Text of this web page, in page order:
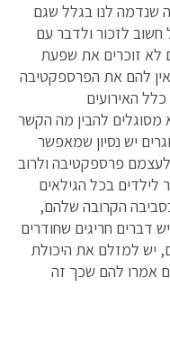
שנדמה לנו בגלל שגם
לזכור ולדבר עם
לא זוכרים את שפעת
אין להם את הפרספקטיבה
האירועים
מסוגלים להבין מה הקשר
יש נסיון שמאפשר
פרספקטיבה ולרוב
לילדים בכל הגילאים
הקרובה שלהם,
דברים חריגים שחודרים
יש למזלם את היכולת
אמרו להם שכך זה